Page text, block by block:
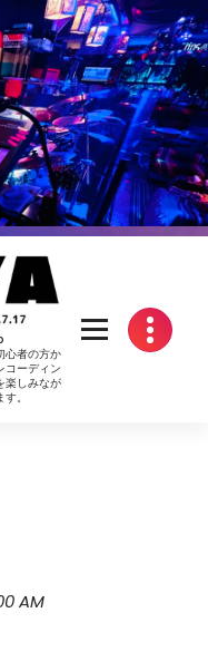
心者の方か
コーディン
楽しみなが
。
AM